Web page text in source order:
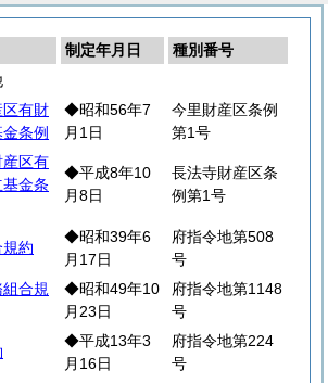
制定年月日
種別番号
有財
条例
◆昭和56年7
月1日
今里財産区条例
第1号
区有
金条
◆平成8年10
月8日
長法寺財産区条
例第1号
約
◆昭和39年6
月17日
府指令地第508
号
合規
◆昭和49年10
月23日
府指令地第1148
号
◆平成13年3
月16日
府指令地第224
号